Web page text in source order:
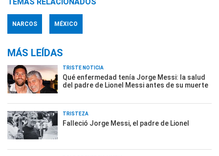
NARCOS MÉXICO
MÁS LEÍDAS
TRISTE NOTICIA
Qué enfermedad tenía Jorge Messi: la salud
del padre de Lionel Messi antes de su muerte
TRISTEZA
Falleció Jorge Messi, el padre de Lionel